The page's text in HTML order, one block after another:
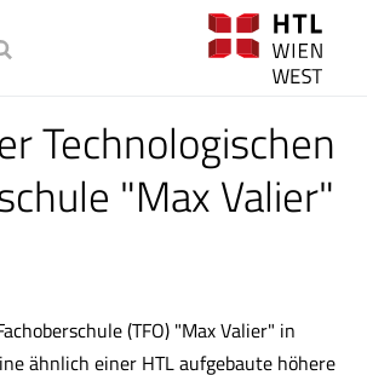
Technologischen
"Max Valier"
(TFO) "Max Valier" in
ähnlich einer HTL aufgebaute höhere